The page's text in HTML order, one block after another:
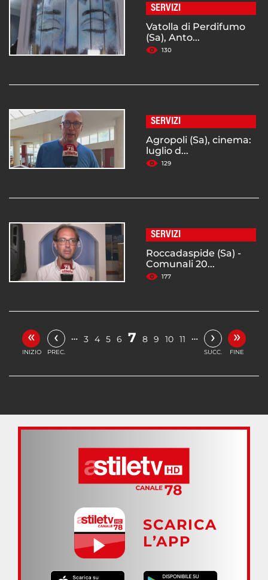
SERVIZI
Vatolla di Perdifumo
(Sa), Anto...
130
SERVIZI
Agropoli (Sa), cinema:
luglio d...
129
SERVIZI
Roccadaspide (Sa) -
Comunali 20...
177
«
INIZIO
‹
PREC.
… 3 4 5 6 7 8 9 10 11 … ›
SUCC.
»
FINE
SCARICA
L’APP